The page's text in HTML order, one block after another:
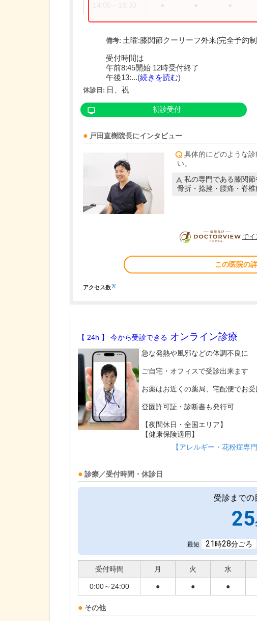
備考: 土曜:膝関節クーリーフ外来(完全予約
受付時間は
午前8:45開始 12時受付終了
午後13:...(続きを読む)
休診日: 日、祝
初診受付
戸田直樹院長にインタビュー
具体的にどのような
い。
私の専門である膝関節
骨折・捻挫・腰痛・脊
でイ
この医院の
アクセス数※
【 24h 】 今から受診できる オンライン診療
急な発熱や風邪などの体調不良に
ご自宅・オフィスで受診出来ます
お薬はお近くの薬局、宅配便でお受
登園許可証・診断書も発行可
【夜間休日・全国エリア】
【健康保険適用】
【アレルギー・花粉症専
診療／受付時間・休診日
受診までの
25
最短 21時28分ごろ
受付時間 月 火 水
0:00～24:00 ● ● ●
その他